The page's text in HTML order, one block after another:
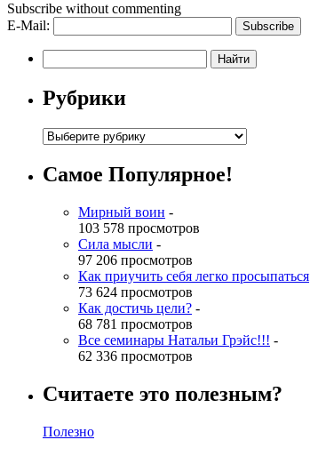
Subscribe without commenting
E-Mail:
Рубрики
Самое Популярное!
Мирный воин -
103 578 просмотров
Сила мысли -
97 206 просмотров
Как приучить себя легко просыпаться
73 624 просмотров
Как достичь цели? -
68 781 просмотров
Все семинары Натальи Грэйс!!! -
62 336 просмотров
Считаете это полезным?
Полезно